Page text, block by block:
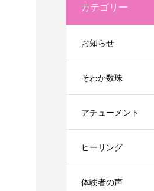
カテゴリー
お知らせ
そわか数珠
アチューメント
ヒーリング
体験者の声